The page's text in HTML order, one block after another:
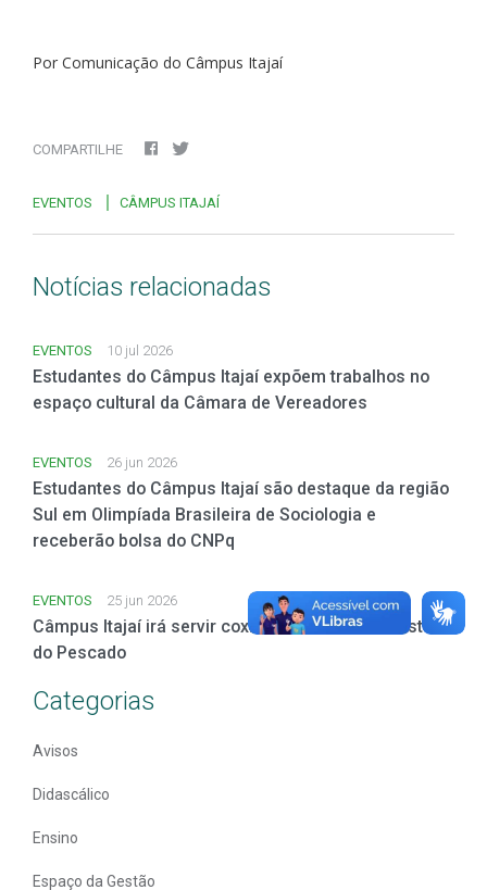
Por Comunicação do Câmpus Itajaí
COMPARTILHE
EVENTOS CÂMPUS ITAJAÍ
Notícias relacionadas
EVENTOS 10 jul 2026
Estudantes do Câmpus Itajaí expõem trabalhos no
espaço cultural da Câmara de Vereadores
EVENTOS 26 jun 2026
Estudantes do Câmpus Itajaí são destaque da região
Sul em Olimpíada Brasileira de Sociologia e
receberão bolsa do CNPq
EVENTOS 25 jun 2026
Câmpus Itajaí irá servir coxinha de tainha na Festa
do Pescado
Categorias
Avisos
Didascálico
Ensino
Espaço da Gestão